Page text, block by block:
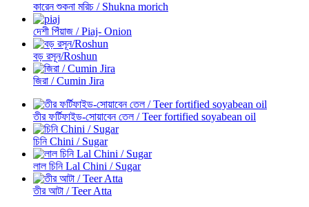
কারেন শুকনা মরিচ / Shukna morich
দেশী পিঁয়াজ / Piaj- Onion
বড় রসূন/Roshun
জিরা / Cumin Jira
তীর ফর্টিফাইড-সোয়াবেন তেল / Teer fortified soyabean oil
চিনি Chini / Sugar
লাল চিনি Lal Chini / Sugar
তীর আটা / Teer Atta